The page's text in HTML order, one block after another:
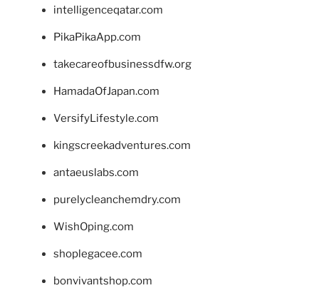
intelligenceqatar.com
PikaPikaApp.com
takecareofbusinessdfw.org
HamadaOfJapan.com
VersifyLifestyle.com
kingscreekadventures.com
antaeuslabs.com
purelycleanchemdry.com
WishOping.com
shoplegacee.com
bonvivantshop.com